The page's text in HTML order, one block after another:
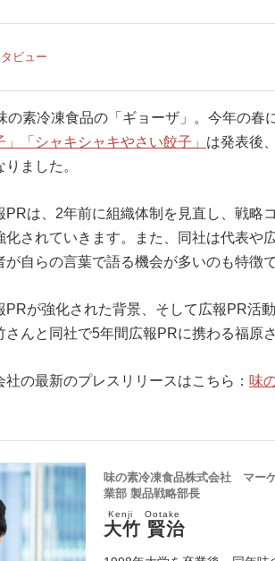
ビュー
の素冷凍食品の「ギョーザ」。今年の春
」「シャキシャキやさい餃子」 は発表後
ました。
PRは、2年前に組織体制を見直し、戦略
化されていきます。また、同社は代表や
が自らの言葉で語る機会が多いのも特徴で
PRが強化された背景、そして広報PR活
さんと同社で5年間広報PRに携わる福原
の最新のプレスリリースはこちら： 味
味の素冷凍食品株式会社 マー
業部 製品戦略部長
大竹 賢治
Kenji Ootake